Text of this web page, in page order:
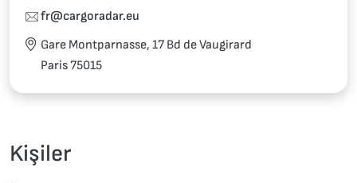
fr@cargoradar.eu
Gare Montparnasse, 17 Bd de Vaugirard
Paris 75015
Kişiler